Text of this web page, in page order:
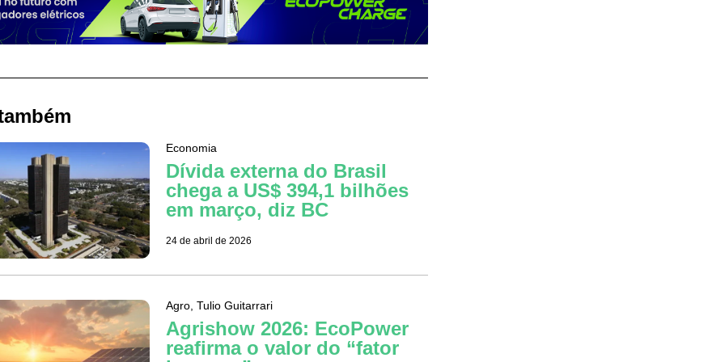
Economia
Dívida externa do Brasil
chega a US$ 394,1 bilhões
em março, diz BC
24 de abril de 2026
Agro ,Tulio Guitarrari
Agrishow 2026: EcoPower
reafirma o valor do “fator